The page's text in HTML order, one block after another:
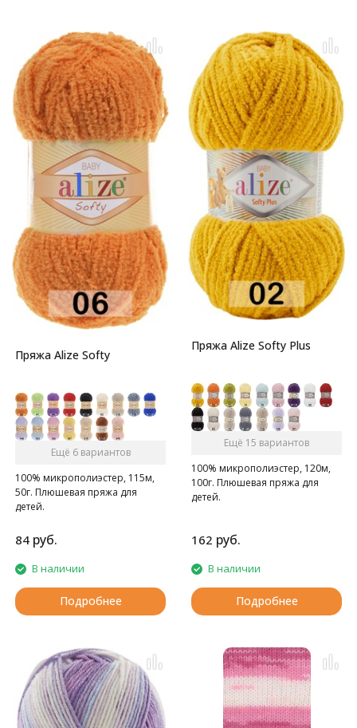
Пряжа Alize Softy
Ещё 6 вариантов
100% микрополиэстер, 115м,
50г. Плюшевая пряжа для
детей.
84 руб.
В наличии
Подробнее
Пряжа Alize Softy Plus
Ещё 15 вариантов
100% микрополиэстер, 120м,
100г. Плюшевая пряжа для
детей.
162 руб.
В наличии
Подробнее